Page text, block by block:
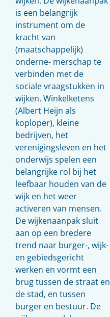
is een belangrijk
instrument om de
kracht van
(maatschappelijk)
onderne- merschap te
verbinden met de
sociale vraagstukken in
wijken. Winkelketens
(Albert Heijn als
koploper), kleine
bedrijven, het
verenigingsleven en het
onderwijs spelen een
belangrijke rol bij het
leefbaar houden van de
wijk en het weer
activeren van mensen.
De wijkenaanpak sluit
aan op een bredere
trend naar burger-, wijk-
en gebiedsgericht
werken en vormt een
brug tussen de straat en
de stad, en tussen
burger en bestuur. De